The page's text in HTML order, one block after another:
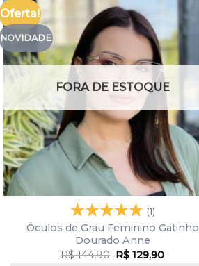
Oferta!
NOVIDADE
FORA DE ESTOQUE
(1)
Óculos de Grau Feminino Gatinho
Dourado Anne
R$144,90 R$ 129,90